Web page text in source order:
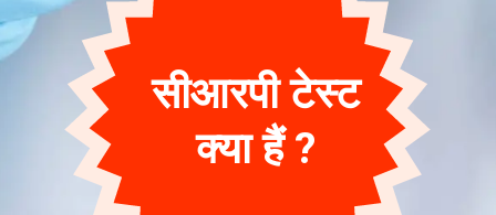
सीआरपी टेस्ट
क्या हैं ?